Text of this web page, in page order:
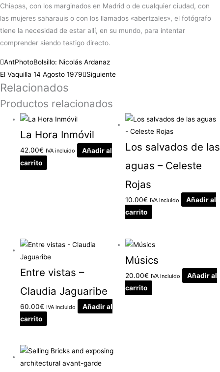
Chiapas, con los marginados en Madrid o de cualquier ciudad, con
las mujeres saharauis o con los llamados «abertzales», el fotógrafo
tiene la necesidad de estar allí, en su mundo, para intentar
comprender siendo testigo directo.
AntPhotoBolsillo: Nicolás Ardanaz
El Vaquilla 14 Agosto 1979
Siguiente
Relacionados
Productos relacionados
La Hora Inmóvil
42.00€ IVA incluido
Añadir al
carrito
Los salvados de las
aguas – Celeste
Rojas
10.00€ IVA incluido
Añadir al
carrito
Entre vistas –
Claudia Jaguaribe
60.00€ IVA incluido
Añadir al
carrito
Músics
20.00€ IVA incluido
Añadir al
carrito